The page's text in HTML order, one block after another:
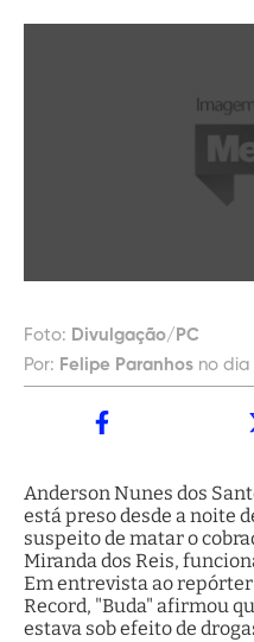
Foto: Divulgação/PC
Por: Felipe Paranhos no dia
Anderson Nunes dos
está preso desde a noite
suspeito de matar o
Miranda dos Reis,
Em entrevista ao repórter
Record, "Buda" afirmou
estava sob efeito de